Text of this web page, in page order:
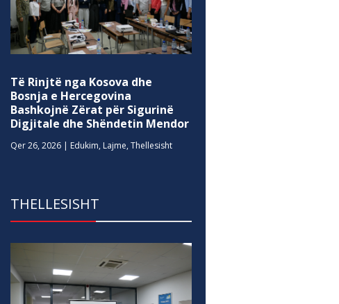
Të Rinjtë nga Kosova dhe
Bosnja e Hercegovina
Bashkojnë Zërat për Sigurinë
Digjitale dhe Shëndetin Mendor
Qer 26, 2026 | Edukim, Lajme,Thellesisht
THELLESISHT